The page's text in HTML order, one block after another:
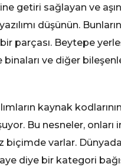
getiri sağlayan ve
düşünün.
Beytepe
binaları ve diğer
kaynak
Bu nesneler, onları
biçimde varlar.
diye bir kategori